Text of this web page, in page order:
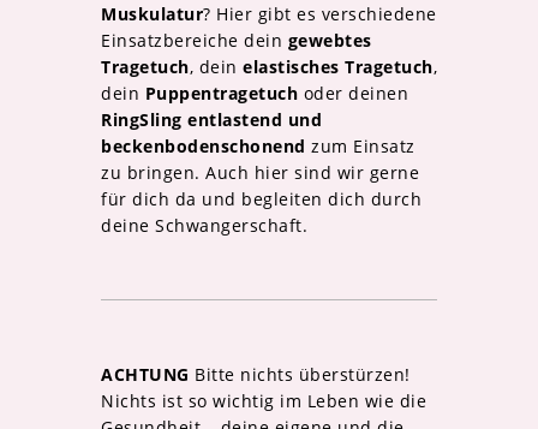
Muskulatur? Hier gibt es verschiedene
Einsatzbereiche dein gewebtes
Tragetuch, dein elastisches Tragetuch,
dein Puppentragetuch oder deinen
RingSling entlastend und
beckenbodenschonend zum Einsatz
zu bringen. Auch hier sind wir gerne
für dich da und begleiten dich durch
deine Schwangerschaft.
ACHTUNG Bitte nichts überstürzen!
Nichts ist so wichtig im Leben wie die